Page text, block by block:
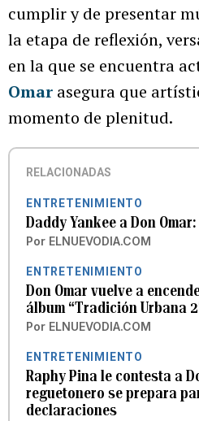
cumplir y de presentar
la etapa de reflexión,
en la que se encuentra
Omar asegura que
momento de plenitud.
RELACIONADAS
ENTRETENIMIENTO
Daddy Yankee a Don
Por ELNUEVODIA.COM
ENTRETENIMIENTO
Don Omar vuelve a
álbum “Tradición Urbana
Por ELNUEVODIA.COM
ENTRETENIMIENTO
Raphy Pina le contesta a
reguetonero se prepara
declaraciones